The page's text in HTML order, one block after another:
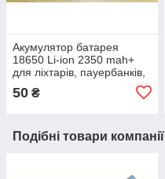
Акумулятор батарея
18650 Li-ion 2350 mah+
для ліхтарів, пауербанків,
50 ₴
Подібні товари компанії